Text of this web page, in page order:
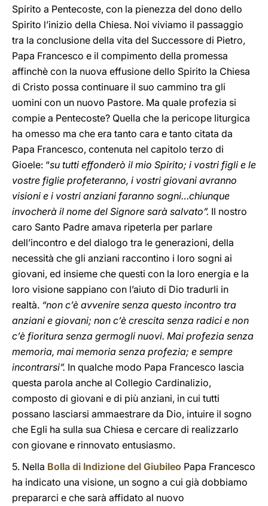
Spirito a Pentecoste, con la pienezza del dono dello
Spirito l’inizio della Chiesa. Noi viviamo il passaggio
tra la conclusione della vita del Successore di Pietro,
Papa Francesco e il compimento della promessa
affinchè con la nuova effusione dello Spirito la Chiesa
di Cristo possa continuare il suo cammino tra gli
uomini con un nuovo Pastore. Ma quale profezia si
compie a Pentecoste? Quella che la pericope liturgica
ha omesso ma che era tanto cara e tanto citata da
Papa Francesco, contenuta nel capitolo terzo di
Gioele: “su tutti effonderò il mio Spirito; i vostri figli e le
vostre figlie profeteranno, i vostri giovani avranno
visioni e i vostri anziani faranno sogni…chiunque
invocherà il nome del Signore sarà salvato”. Il nostro
caro Santo Padre amava ripeterla per parlare
dell’incontro e del dialogo tra le generazioni, della
necessità che gli anziani raccontino i loro sogni ai
giovani, ed insieme che questi con la loro energia e la
loro visione sappiano con l’aiuto di Dio tradurli in
realtà. “non c’è avvenire senza questo incontro tra
anziani e giovani; non c’è crescita senza radici e non
c’è fioritura senza germogli nuovi. Mai profezia senza
memoria, mai memoria senza profezia; e sempre
incontrarsi”. In qualche modo Papa Francesco lascia
questa parola anche al Collegio Cardinalizio,
composto di giovani e di più anziani, in cui tutti
possano lasciarsi ammaestrare da Dio, intuire il sogno
che Egli ha sulla sua Chiesa e cercare di realizzarlo
con giovane e rinnovato entusiasmo.
5. Nella Bolla di Indizione del Giubileo Papa Francesco
ha indicato una visione, un sogno a cui già dobbiamo
prepararci e che sarà affidato al nuovo